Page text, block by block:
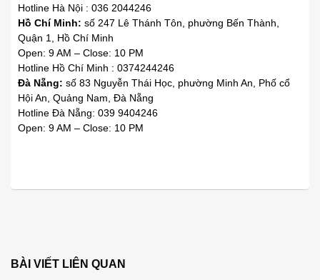
Hotline Hà Nội : 036 2044246
Hồ Chí Minh: số 247 Lê Thánh Tôn, phường Bến Thành,
Quận 1, Hồ Chí Minh
Open: 9 AM – Close: 10 PM
Hotline Hồ Chí Minh : 0374244246
Đà Nẵng: số 83 Nguyễn Thái Học, phường Minh An, Phố cổ
Hội An, Quảng Nam, Đà Nẵng
Hotline Đà Nẵng: 039 9404246
Open: 9 AM – Close: 10 PM
BÀI VIẾT LIÊN QUAN